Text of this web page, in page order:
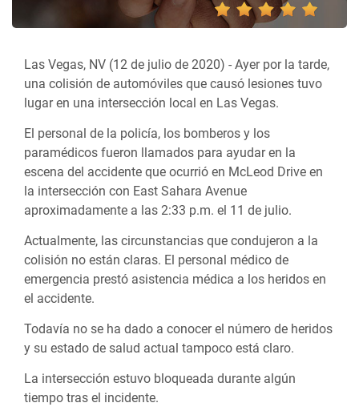
Las Vegas, NV (12 de julio de 2020) - Ayer por la tarde,
una colisión de automóviles que causó lesiones tuvo
lugar en una intersección local en Las Vegas.
El personal de la policía, los bomberos y los
paramédicos fueron llamados para ayudar en la
escena del accidente que ocurrió en McLeod Drive en
la intersección con East Sahara Avenue
aproximadamente a las 2:33 p.m. el 11 de julio.
Actualmente, las circunstancias que condujeron a la
colisión no están claras. El personal médico de
emergencia prestó asistencia médica a los heridos en
el accidente.
Todavía no se ha dado a conocer el número de heridos
y su estado de salud actual tampoco está claro.
La intersección estuvo bloqueada durante algún
tiempo tras el incidente.